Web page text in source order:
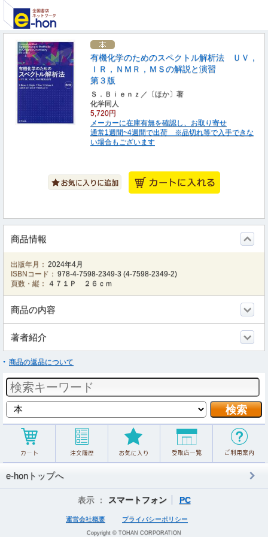
有機化学のためのスペクトル解析法 ＵＶ，
ＩＲ，ＮＭＲ，ＭＳの解説と演習
第３版
Ｓ．Ｂｉｅｎｚ／〔ほか〕著
化学同人
5,720円
メーカーに在庫有無を確認し、お取り寄せ
通常1週間~4週間で出荷 ※品切れ等で入手できな
い場合もございます
商品情報
出版年月： 2024年4月
ISBNコード： 978-4-7598-2349-3 (4-7598-2349-2)
頁数・縦：
４７１Ｐ ２６ｃｍ
商品の内容
著者紹介
商品の返品について
e-honトップへ
表示 ： スマートフォン PC
運営会社概要 プライバシーポリシー
Copyright © TOHAN CORPORATION